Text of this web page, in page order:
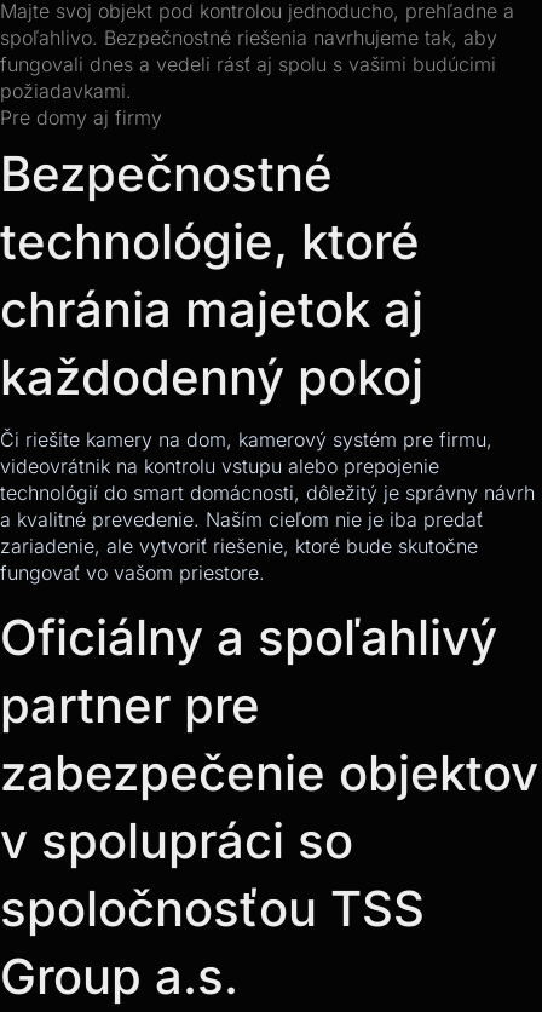
Majte svoj objekt pod kontrolou jednoducho, prehľadne a
spoľahlivo. Bezpečnostné riešenia navrhujeme tak, aby
fungovali dnes a vedeli rásť aj spolu s vašimi budúcimi
požiadavkami.
Pre domy aj firmy
Bezpečnostné
technológie, ktoré
chránia majetok aj
každodenný pokoj
Či riešite kamery na dom, kamerový systém pre firmu,
videovrátnik na kontrolu vstupu alebo prepojenie
technológií do smart domácnosti, dôležitý je správny návrh
a kvalitné prevedenie. Naším cieľom nie je iba predať
zariadenie, ale vytvoriť riešenie, ktoré bude skutočne
fungovať vo vašom priestore.
Oficiálny a spoľahlivý
partner pre
zabezpečenie objektov
v spolupráci so
spoločnosťou TSS
Group a.s.